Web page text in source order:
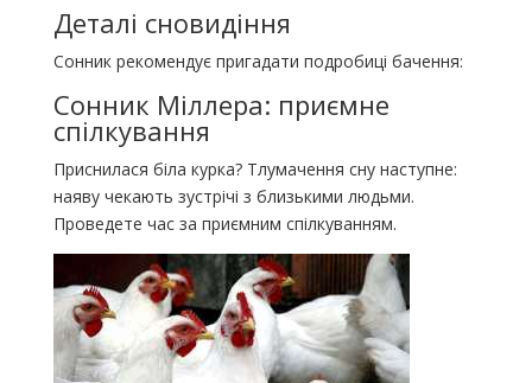
Деталі сновидіння
Сонник рекомендує пригадати подробиці бачення:
Сонник Міллера: приємне
спілкування
Приснилася біла курка? Тлумачення сну наступне:
наяву чекають зустрічі з близькими людьми.
Проведете час за приємним спілкуванням.